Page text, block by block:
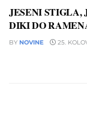
JESENI STIGLA,
DIKI DO
BY NOVINE 25.